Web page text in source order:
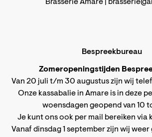
Brasserie Amare |
Bespreekbureau
Zomeropeningstijden
Van 20 juli t/m 30 augustus zijn wij
Onze kassabalie in Amare is in deze
woensdagen geopend van 10
Je kunt ons ook per mail bereiken via
Vanaf dinsdag 1 september zijn wij